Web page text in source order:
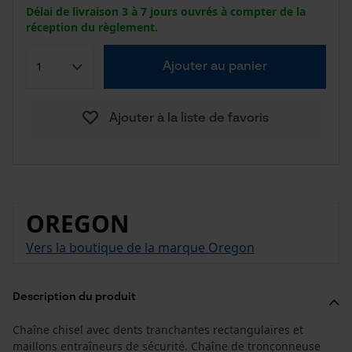
Délai de livraison 3 à 7 jours ouvrés à compter de la
réception du règlement.
Ajouter au panier
Ajouter à la liste de favoris
OREGON
Vers la boutique de la marque Oregon
Description du produit
Chaîne chisel avec dents tranchantes rectangulaires et
maillons entraîneurs de sécurité. Chaîne de tronçonneuse